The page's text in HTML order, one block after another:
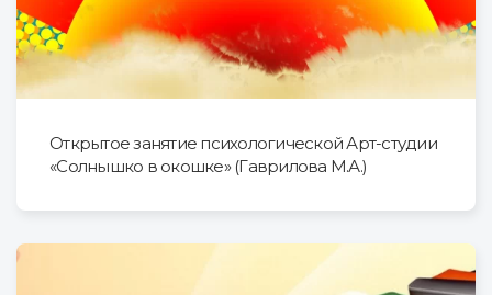
Открытое занятие психологической Арт-студии
«Солнышко в окошке» (Гаврилова М.А.)